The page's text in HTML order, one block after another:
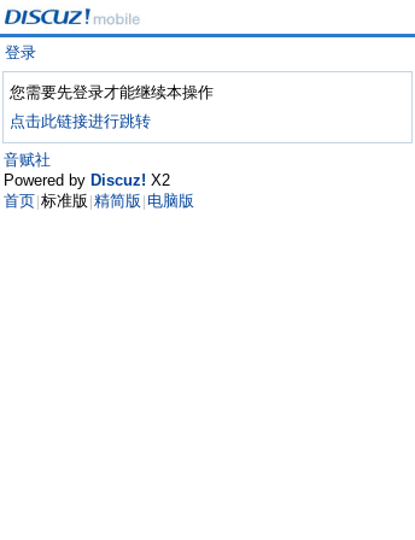
登录
您需要先登录才能继续本操作
点击此链接进行跳转
音赋社
Powered by Discuz! X2
首页 标准版 精简版 电脑版